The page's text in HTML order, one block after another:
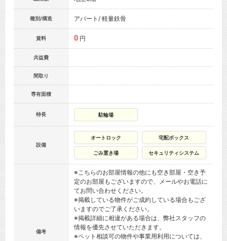
種別/構造 アパート/ 軽量鉄骨
賃料 0 円
共益費
間取り
専有面積
特長 駐輪場
設備
オートロック 宅配ボックス
ごみ置き場 セキュリティシステム
備考
※こちらのお部屋情報の他にも空き部屋・空き予
定のお部屋もございますので、メールやお電話に
てお問い合わせください。
※掲載している物件がご成約している場合もござ
いますのでご了承ください。
※掲載詳細に相違がある場合は、弊社スタッフの
情報を優先させていただきます。
※ペット相談可の物件や事業用利用については、